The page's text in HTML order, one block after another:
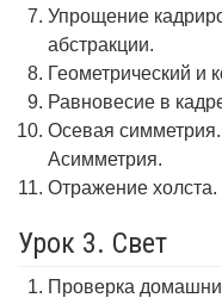
Упрощение
абстракции.
Геометрический и
Равновесие в
Осевая
Асимметрия.
Отражение холста.
Урок 3. Свет
Проверка